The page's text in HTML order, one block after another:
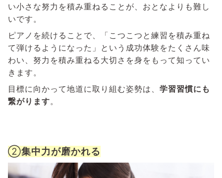
い小さな努力を積み重ねることが、おとなよりも難し
いです。
ピアノを続けることで、「こつこつと練習を積み重ね
て弾けるようになった」という成功体験をたくさん味
わい、努力を積み重ねる大切さを身をもって知ってい
きます。
目標に向かって地道に取り組む姿勢は、 学習習慣にも
繋がります。
②集中力が磨かれる